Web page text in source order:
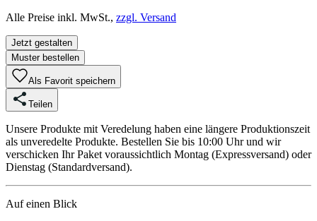
Alle Preise inkl. MwSt., zzgl. Versand
Jetzt gestalten
Muster bestellen
Als Favorit speichern
Teilen
Unsere Produkte mit Veredelung haben eine längere Produktionszeit
als unveredelte Produkte. Bestellen Sie bis 10:00 Uhr und wir
verschicken Ihr Paket voraussichtlich Montag (Expressversand) oder
Dienstag (Standardversand).
Auf einen Blick